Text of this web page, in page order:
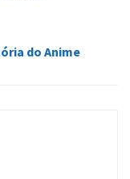
do Anime